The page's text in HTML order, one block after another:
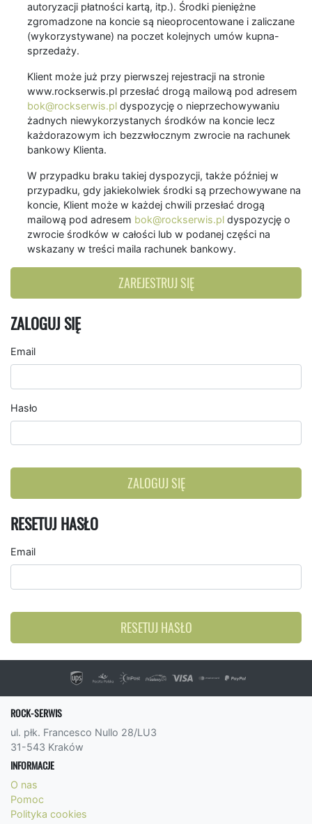
autoryzacji płatności kartą, itp.). Środki pieniężne
zgromadzone na koncie są nieoprocentowane i zaliczane
(wykorzystywane) na poczet kolejnych umów kupna-
sprzedaży.
Klient może już przy pierwszej rejestracji na stronie
www.rockserwis.pl przesłać drogą mailową pod adresem
bok@rockserwis.pl dyspozycję o nieprzechowywaniu
żadnych niewykorzystanych środków na koncie lecz
każdorazowym ich bezzwłocznym zwrocie na rachunek
bankowy Klienta.
W przypadku braku takiej dyspozycji, także później w
przypadku, gdy jakiekolwiek środki są przechowywane na
koncie, Klient może w każdej chwili przesłać drogą
mailową pod adresem bok@rockserwis.pl dyspozycję o
zwrocie środków w całości lub w podanej części na
wskazany w treści maila rachunek bankowy.
ZAREJESTRUJ SIĘ
ZALOGUJ SIĘ
Email
Hasło
ZALOGUJ SIĘ
RESETUJ HASŁO
Email
RESETUJ HASŁO
ROCK-SERWIS
ul. płk. Francesco Nullo 28/LU3
31-543 Kraków
INFORMACJE
O nas
Pomoc
Polityka cookies